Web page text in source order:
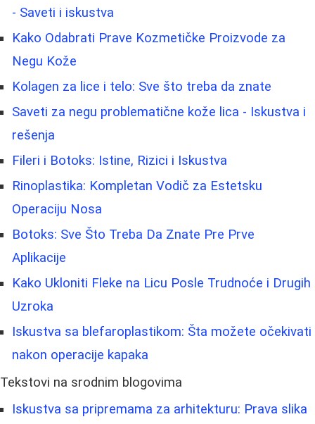
- Saveti i iskustva
Kako Odabrati Prave Kozmetičke Proizvode za
Negu Kože
Kolagen za lice i telo: Sve što treba da znate
Saveti za negu problematične kože lica - Iskustva i
rešenja
Fileri i Botoks: Istine, Rizici i Iskustva
Rinoplastika: Kompletan Vodič za Estetsku
Operaciju Nosa
Botoks: Sve Što Treba Da Znate Pre Prve
Aplikacije
Kako Ukloniti Fleke na Licu Posle Trudnoće i Drugih
Uzroka
Iskustva sa blefaroplastikom: Šta možete očekivati
nakon operacije kapaka
Tekstovi na srodnim blogovima
Iskustva sa pripremama za arhitekturu: Prava slika